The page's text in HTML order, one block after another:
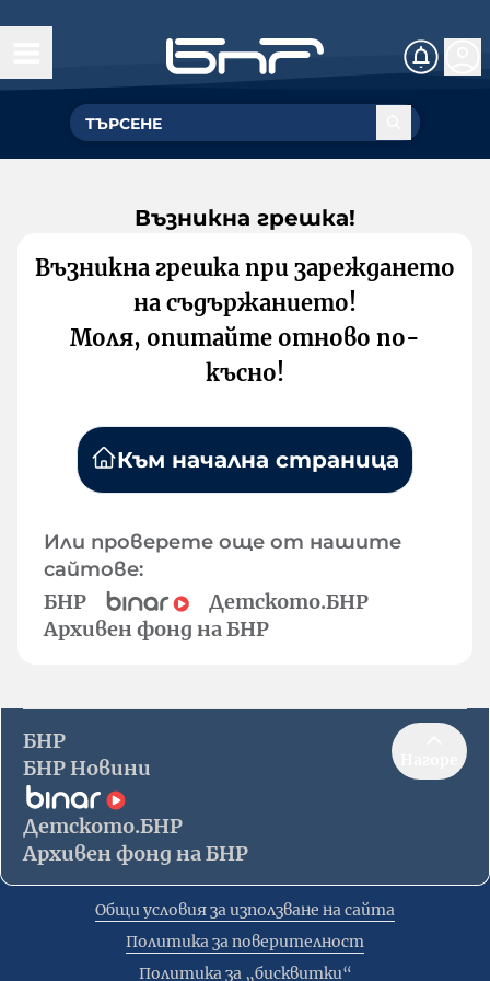
Възникна грешка!
Възникна грешка при зареждането
на съдържанието!
Моля, опитайте отново по-
късно!
Към начална страница
Или проверете още от нашите
сайтове:
БНР
Детското.БНР
Архивен фонд на БНР
БНР
БНР Новини
Детското.БНР
Архивен фонд на БНР
Общи условия за използване на сайта
Политика за поверителност
Политика за „бисквитки“